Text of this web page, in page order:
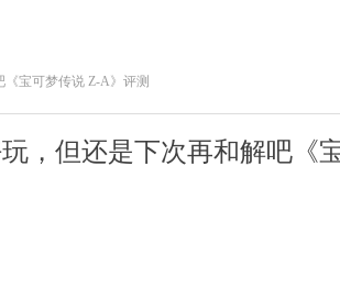
《宝可梦传说 Z-A》评测
玩，但还是下次再和解吧《